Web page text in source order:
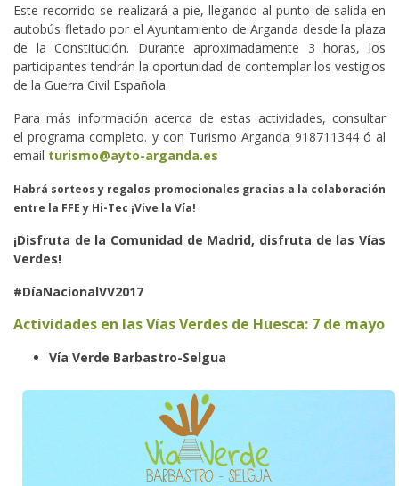
Este recorrido se realizará a pie, llegando al punto de salida en
autobús fletado por el Ayuntamiento de Arganda desde la plaza
de la Constitución. Durante aproximadamente 3 horas, los
participantes tendrán la oportunidad de contemplar los vestigios
de la Guerra Civil Española.
Para más información acerca de estas actividades, consultar
el programa completo. y con Turismo Arganda 918711344 ó al
email turismo@ayto-arganda.es
Habrá sorteos y regalos promocionales gracias a la colaboración
entre la FFE y Hi-Tec ¡Vive la Vía!
¡Disfruta de la Comunidad de Madrid, disfruta de las Vías
Verdes!
#DíaNacionalVV2017
Actividades en las Vías Verdes de Huesca: 7 de mayo
Vía Verde Barbastro-Selgua